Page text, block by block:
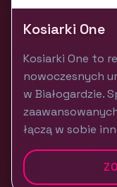
Kosiarki One
Kosiarki One to
nowoczesnych
w Białogardzie.
łączą w sobie